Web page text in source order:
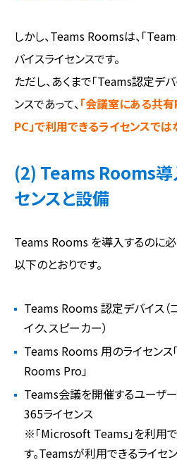
しかし、Teams Roomsは、「
バイスライセンスです。
ただし、あくまで「Teams認定デ
ンスであって、 「会議室にある共
PC」で利用できるライセンスでは
(2) Teams Rooms導
センスと設備
Teams Rooms を導入するのに
以下のとおりです。
Teams Rooms 認定デバイス（
イク、スピーカー）
Teams Rooms 用のライセン
Rooms Pro」
Teams会議を開催するユー
365ライセンス
※「Microsoft Teams」を利用
す。Teamsが利用できるライセ